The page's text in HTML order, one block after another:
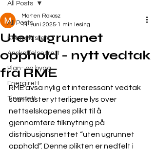
All Posts
Kontraktsrett
Anskaffelsesrett
Plan- og bygg
Energirett
Tingsrett
All Posts
Uten ugrunnet
opphold - nytt vedtak
fra RME
Morten Rokosz
11. juni 2025 1 min lesing
RME avsa nylig et interessant vedtak
som kaster ytterligere lys over
nettselskapenes plikt til å
gjennomføre tilknytning på
distribusjonsnettet “uten ugrunnet
opphold”. Denne plikten er nedfelt i